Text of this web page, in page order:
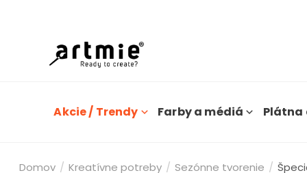
Akcie / Trendy Farby a médiá Plátna
Domov / Kreatívne potreby / Sezónne tvorenie /